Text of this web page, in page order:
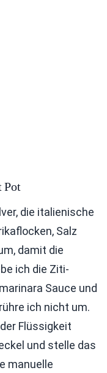
Pot
die italienische
Salz
damit die
ich die Ziti-
Sauce und
ich nicht um.
Flüssigkeit
und stelle das
manuelle